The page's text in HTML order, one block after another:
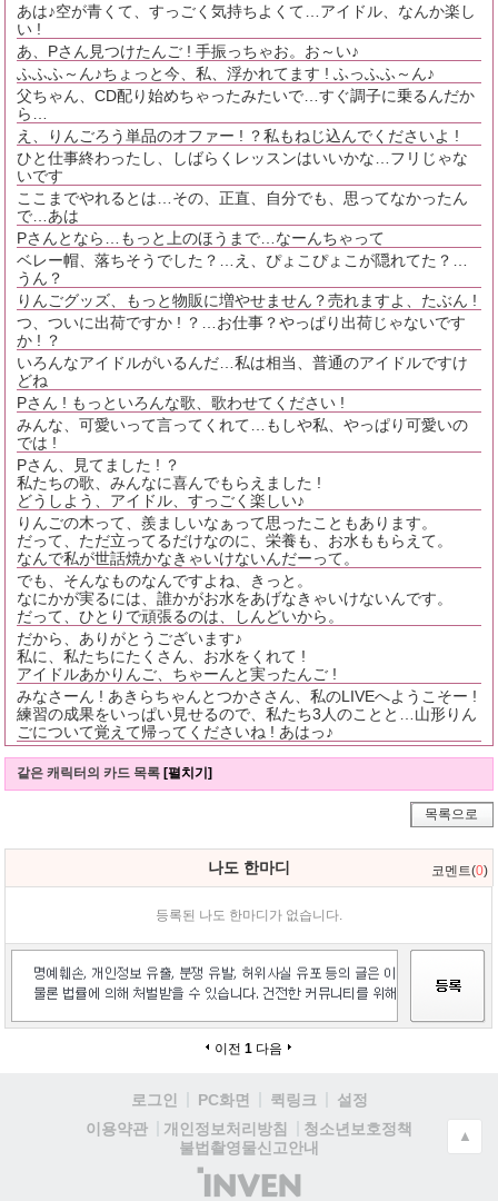
あは♪空が青くて、すっごく気持ちよくて…アイドル、なんか楽し
い !
あ、Pさん見つけたんご ! 手振っちゃお。お～い♪
ふふふ～ん♪ちょっと今、私、浮かれてます ! ふっふふ～ん♪
父ちゃん、CD配り始めちゃったみたいで…すぐ調子に乗るんだか
ら…
え、りんごろう単品のオファー ! ？私もねじ込んでくださいよ !
ひと仕事終わったし、しばらくレッスンはいいかな…フリじゃな
いです
ここまでやれるとは…その、正直、自分でも、思ってなかったん
で…あは
Pさんとなら…もっと上のほうまで…なーんちゃって
ベレー帽、落ちそうでした？…え、ぴょこぴょこが隠れてた？…
うん？
りんごグッズ、もっと物販に増やせません？売れますよ、たぶん !
つ、ついに出荷ですか ! ？…お仕事？やっぱり出荷じゃないです
か ! ？
いろんなアイドルがいるんだ…私は相当、普通のアイドルですけ
どね
Pさん ! もっといろんな歌、歌わせてください !
みんな、可愛いって言ってくれて…もしや私、やっぱり可愛いの
では !
Pさん、見てました ! ？
私たちの歌、みんなに喜んでもらえました !
どうしよう、アイドル、すっごく楽しい♪
りんごの木って、羨ましいなぁって思ったこともあります。
だって、ただ立ってるだけなのに、栄養も、お水ももらえて。
なんで私が世話焼かなきゃいけないんだーって。
でも、そんなものなんですよね、きっと。
なにかが実るには、誰かがお水をあげなきゃいけないんです。
だって、ひとりで頑張るのは、しんどいから。
だから、ありがとうございます♪
私に、私たちにたくさん、お水をくれて !
アイドルあかりんご、ちゃーんと実ったんご !
みなさーん ! あきらちゃんとつかささん、私のLIVEへようこそー !
練習の成果をいっぱい見せるので、私たち3人のことと…山形りん
ごについて覚えて帰ってくださいね ! あはっ♪
같은 캐릭터의 카드 목록[펼치기]
목록으로
나도 한마디 코멘트(0)
등록된 나도 한마디가 없습니다.
이전 1 다음
로그인 PC화면 퀵링크
설정
이용약관
개인정보처리방침
청소년보호정책
불법촬영물신고안내
(주)
▲